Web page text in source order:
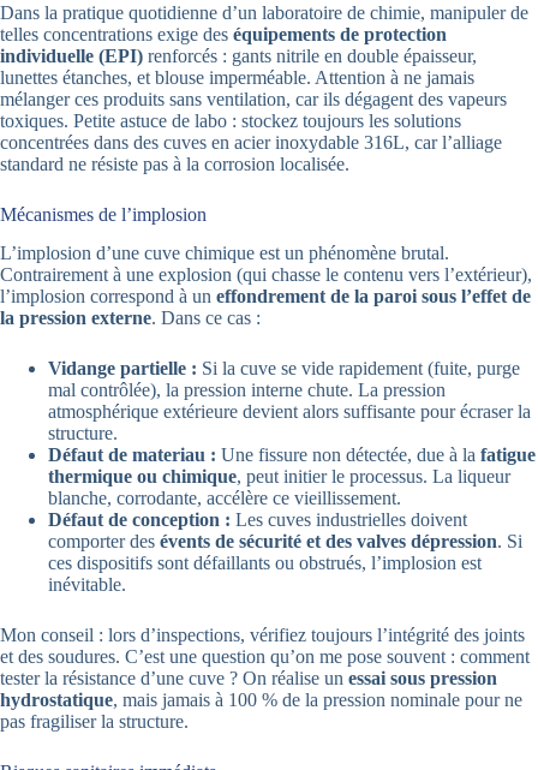
Dans la pratique quotidienne d’un laboratoire de chimie, manipuler de
telles concentrations exige des équipements de protection
individuelle (EPI) renforcés : gants nitrile en double épaisseur,
lunettes étanches, et blouse imperméable. Attention à ne jamais
mélanger ces produits sans ventilation, car ils dégagent des vapeurs
toxiques. Petite astuce de labo : stockez toujours les solutions
concentrées dans des cuves en acier inoxydable 316L, car l’alliage
standard ne résiste pas à la corrosion localisée.
Mécanismes de l’implosion
L’implosion d’une cuve chimique est un phénomène brutal.
Contrairement à une explosion (qui chasse le contenu vers l’extérieur),
l’implosion correspond à un effondrement de la paroi sous l’effet de
la pression externe. Dans ce cas :
Vidange partielle : Si la cuve se vide rapidement (fuite, purge
mal contrôlée), la pression interne chute. La pression
atmosphérique extérieure devient alors suffisante pour écraser la
structure.
Défaut de materiau : Une fissure non détectée, due à la fatigue
thermique ou chimique, peut initier le processus. La liqueur
blanche, corrodante, accélère ce vieillissement.
Défaut de conception : Les cuves industrielles doivent
comporter des évents de sécurité et des valves dépression. Si
ces dispositifs sont défaillants ou obstrués, l’implosion est
inévitable.
Mon conseil : lors d’inspections, vérifiez toujours l’intégrité des joints
et des soudures. C’est une question qu’on me pose souvent : comment
tester la résistance d’une cuve ? On réalise un essai sous pression
hydrostatique, mais jamais à 100 % de la pression nominale pour ne
pas fragiliser la structure.